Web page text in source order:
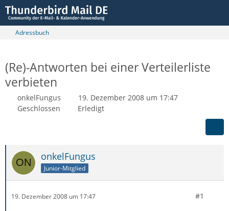
Adressbuch
(Re)-Antworten bei einer Verteilerliste
verbieten
onkelFungus
19. Dezember 2008 um 17:47
Geschlossen
Erledigt
onkelFungus
Junior-Mitglied
19. Dezember 2008 um 17:47 #1